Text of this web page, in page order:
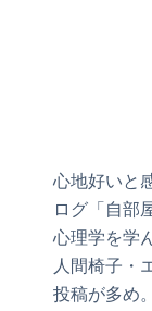
心地好いと
ログ「自部
心理学を学
人間椅子・
投稿が多め